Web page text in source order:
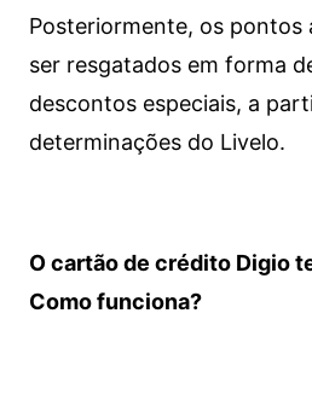
Posteriormente, os pontos
ser resgatados em forma
descontos especiais, a
determinações do Livelo.
O cartão de crédito Digio
Como funciona?